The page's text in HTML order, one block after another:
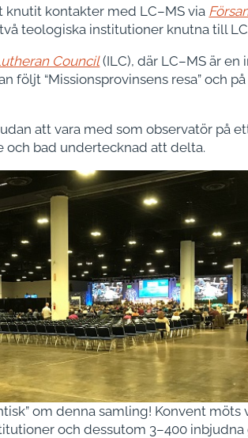
knutit kontakter med LC–MS via
teologiska institutioner knutna till
Council(ILC), där LC–MS är
följt “Missionsprovinsens resa” och
att vara med som observatör på
och bad undertecknad att delta.
om denna samling! Konvent möts
och dessutom 3–400